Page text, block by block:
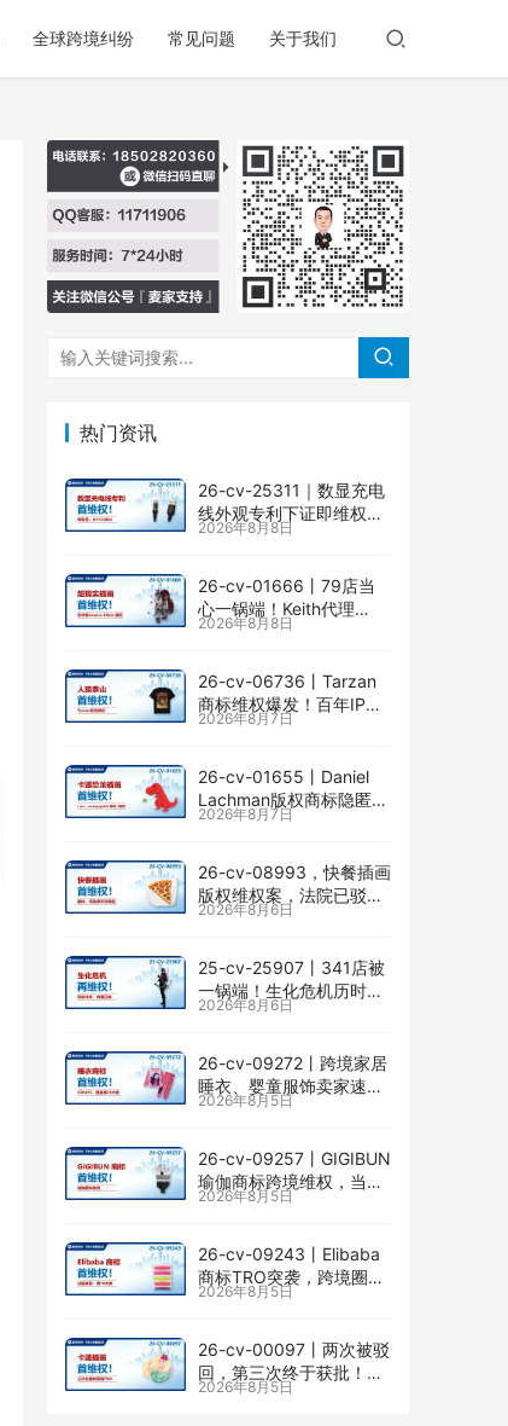
全球跨境纠纷 常见问题 关于我们
热门资讯
26-cv-25311｜数显充电
线外观专利下证即维权，
71店涉案面临TRO冻结风
2026年8月8日
26-cv-01666㇑79店当
心一锅端！Keith代理
Jessica Allain已出手，卖
2026年8月8日
26-cv-06736㇑Tarzan
商标维权爆发！百年IP下
场TRO横扫多个类目
2026年8月7日
26-cv-01655㇑Daniel
Lachman版权商标隐匿维
权，I am… unstoppable
2026年8月7日
26-cv-08993，快餐插画
版权维权案，法院已驳回
批量合并，剩余商家不要
2026年8月6日
25-cv-25907㇑341店被
一锅端！生化危机历时半
年TRO传票已发，8月24
2026年8月6日
26-cv-09272㇑跨境家居
睡衣、婴童服饰卖家速自
查CENLYE商标滥用情况
2026年8月5日
26-cv-09257㇑GIGIBUN
瑜伽商标跨境维权，当心
TRO冻结风险
2026年8月5日
26-cv-09243㇑Elibaba
商标TRO突袭，跨境圈内
卷持续升级
2026年8月5日
26-cv-00097㇑两次被驳
回，第三次终于获批！几
乎被遗忘的Senay
2026年8月5日